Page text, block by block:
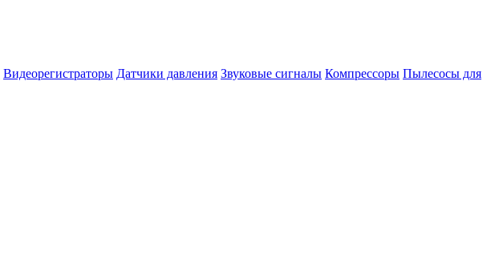
Видеорегистраторы Датчики давления Звуковые сигналы Компрессоры Пылесосы для